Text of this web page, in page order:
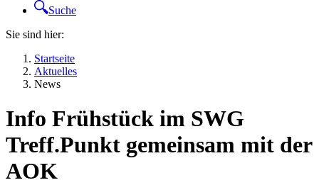
Suche
Sie sind hier:
Startseite
Aktuelles
News
Info Frühstück im SWG
Treff.Punkt gemeinsam mit der
AOK